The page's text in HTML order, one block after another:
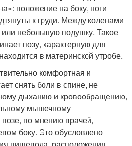
положение на боку, ноги
к груди. Между коленами
небольшую подушку. Такое
позу, характерную для
в материнской утробе.
комфортная и
снять боли в спине, не
дыханию и кровообращению,
мышечному
по мнению врачей,
боку. Это обусловлено